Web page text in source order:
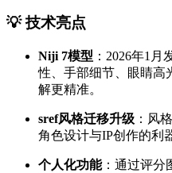
💡 技术亮点
Niji 7模型 ：2026年1
性、手部细节、眼睛高
解更精准。
sref风格迁移升级 ：风
角色设计与IP创作的利
个人化功能：通过评分